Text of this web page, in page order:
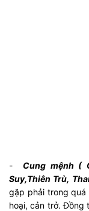
-
Cung mệnh (
Suy,Thiên Trù,
gặp phải trong quá
hoại, cản trở. Đồng